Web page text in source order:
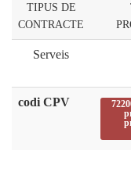
TIPUS DE
CONTRACTE
Serveis
codi CPV